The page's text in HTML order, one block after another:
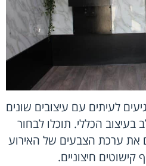
לעיתים עם עיצובים שונים
בעיצוב הכללי. תוכלו לבחור
את ערכת הצבעים של האירוע
קישוטים חיצוניים.